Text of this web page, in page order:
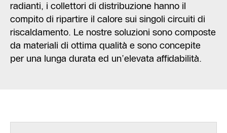
radianti, i collettori di distribuzione hanno il
compito di ripartire il calore sui singoli circuiti di
riscaldamento. Le nostre soluzioni sono composte
da materiali di ottima qualità e sono concepite
per una lunga durata ed un’elevata affidabilità.